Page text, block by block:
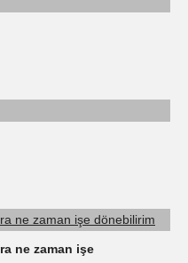
ne zaman işe